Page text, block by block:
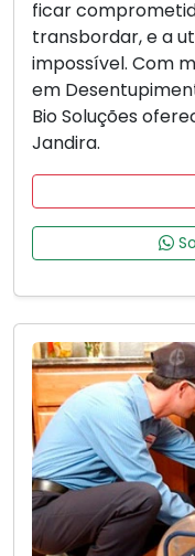
ficar
transbordar, e a
impossível. Com
em
Bio Soluções
Jandira.